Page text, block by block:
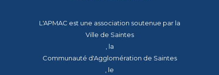
L'APMAC est une association soutenue par la
Ville de Saintes
, la
Communauté d'Agglomération de Saintes
, le